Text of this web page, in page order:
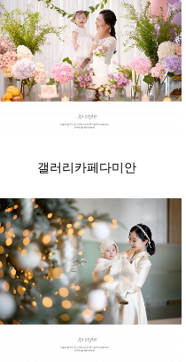
갤러리카페다미안